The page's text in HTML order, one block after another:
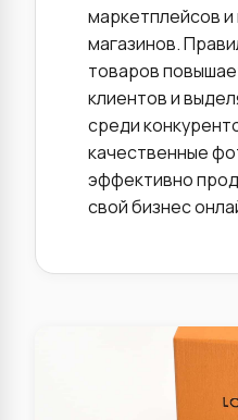
маркетплейсов
магазинов.
товаров
клиентов и
среди
качественные
эффективно
свой бизнес